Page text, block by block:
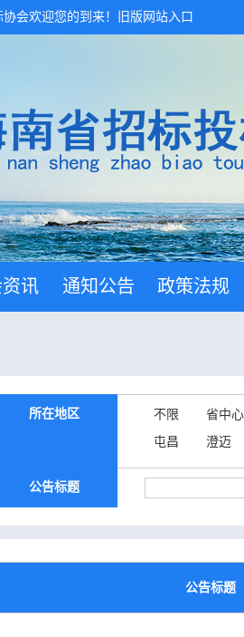
会欢迎您的到来！ 旧版网站入口
讯 通知公告 政策法规
所在地区 不限 省中心
屯昌
澄迈
公告标题
公告标题